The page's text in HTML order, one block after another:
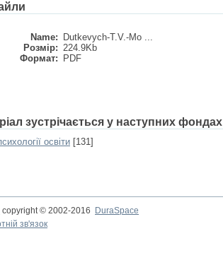
Name:
Dutkevych-T.V.-Mo ...
Розмір: 224.9Kb
Формат:
PDF
зустрічається у наступних фондах
освіти [131]
copyright © 2002-2016 DuraSpace
зв'язок